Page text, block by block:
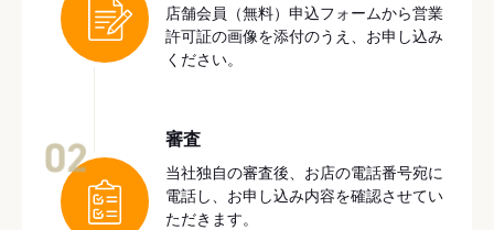
店舗会員（無料）申込フォームから営業
許可証の画像を添付のうえ、お申し込み
ください。
審査
当社独自の審査後、お店の電話番号宛に
電話し、お申し込み内容を確認させてい
ただきます。